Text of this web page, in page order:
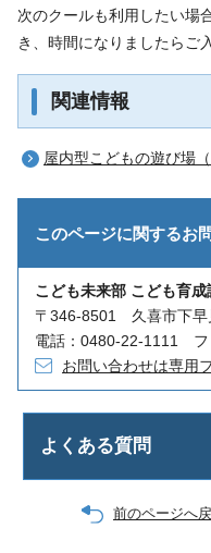
次のクールも利用したい場
き、時間になりましたらご
関連情報
屋内型こどもの遊び場
このページに関するお
こども未来部 こども育
〒346-8501 久喜市下早
電話：0480-22-1111 フ
お問い合わせは専用
よくある質問
前のページへ